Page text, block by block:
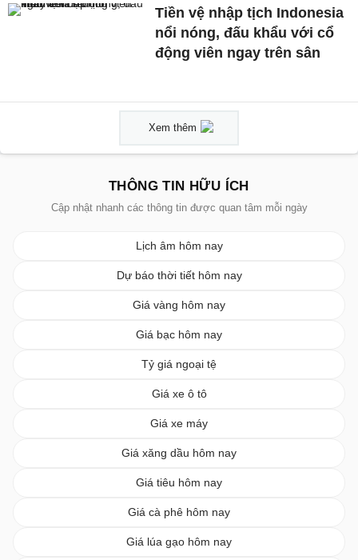
Tiền vệ nhập tịch Indonesia
nổi nóng, đấu khẩu với cổ
động viên ngay trên sân
Xem thêm
THÔNG TIN HỮU ÍCH
Cập nhật nhanh các thông tin được quan tâm mỗi ngày
Lịch âm hôm nay
Dự báo thời tiết hôm nay
Giá vàng hôm nay
Giá bạc hôm nay
Tỷ giá ngoại tệ
Giá xe ô tô
Giá xe máy
Giá xăng dầu hôm nay
Giá tiêu hôm nay
Giá cà phê hôm nay
Giá lúa gạo hôm nay